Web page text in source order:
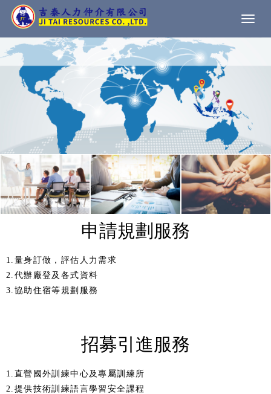
申請規劃服務
1.量身訂做，評估人力需求
2.代辦廠登及各式資料
3.協助住宿等規劃服務
招募引進服務
1.直營國外訓練中心及專屬訓練所
2.提供技術訓練語言學習安全課程